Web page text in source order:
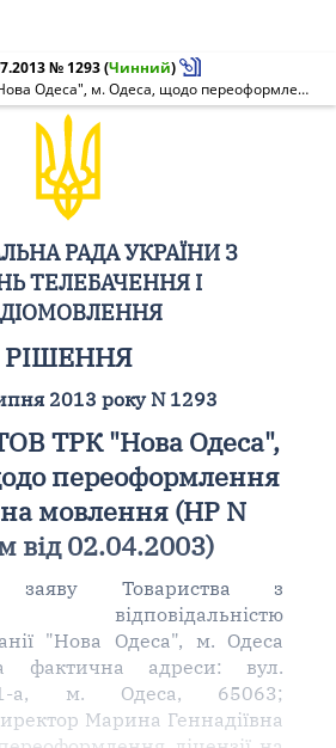
№ 1293(Чинний)
Про заяву ТОВ ТРК "Нова Одеса", м. Одеса, щодо переоформлення ліцензії на мовлення (НР N 0024-м від 02.04.2003)
РАДА УКРАЇНИ З
ТЕЛЕБАЧЕННЯ І
РІШЕННЯ
2013 року N 1293
ТРК "Нова Одеса",
переоформлення
на мовлення (НР N
від 02.04.2003)
заяву Товариства з
відповідальністю
"Нова Одеса", м. Одеса
фактична адреси: вул.
1-а, м. Одеса, 65063;
Марина Геннадіївна